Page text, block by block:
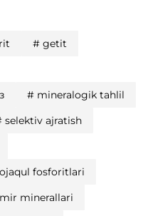
# getit
# mineralogik tahlil
selektiv ajratish
fosforitlari
minerallari